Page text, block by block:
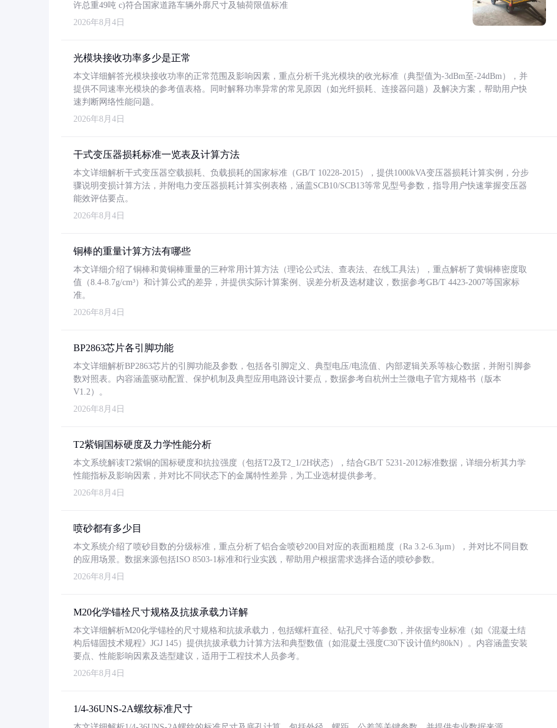
许总重49吨 c)符合国家道路车辆外廓尺寸及轴荷限值标准
2026年8月4日
光模块接收功率多少是正常
本文详细解答光模块接收功率的正常范围及影响因素，重点分析千兆光模块的收光标准（典型值为-3dBm至-24dBm），并
提供不同速率光模块的参考值表格。同时解释功率异常的常见原因（如光纤损耗、连接器问题）及解决方案，帮助用户快
速判断网络性能问题。
2026年8月4日
干式变压器损耗标准一览表及计算方法
本文详细解析干式变压器空载损耗、负载损耗的国家标准（GB/T 10228-2015），提供1000kVA变压器损耗计算实例，分步
骤说明变损计算方法，并附电力变压器损耗计算实例表格，涵盖SCB10/SCB13等常见型号参数，指导用户快速掌握变压器
能效评估要点。
2026年8月4日
铜棒的重量计算方法有哪些
本文详细介绍了铜棒和黄铜棒重量的三种常用计算方法（理论公式法、查表法、在线工具法），重点解析了黄铜棒密度取
值（8.4-8.7g/cm³）和计算公式的差异，并提供实际计算案例、误差分析及选材建议，数据参考GB/T 4423-2007等国家标
准。
2026年8月4日
BP2863芯片各引脚功能
本文详细解析BP2863芯片的引脚功能及参数，包括各引脚定义、典型电压/电流值、内部逻辑关系等核心数据，并附引脚参
数对照表。内容涵盖驱动配置、保护机制及典型应用电路设计要点，数据参考自杭州士兰微电子官方规格书（版本
V1.2）。
2026年8月4日
T2紫铜国标硬度及力学性能分析
本文系统解读T2紫铜的国标硬度和抗拉强度（包括T2及T2_1/2H状态），结合GB/T 5231-2012标准数据，详细分析其力学
性能指标及影响因素，并对比不同状态下的金属特性差异，为工业选材提供参考。
2026年8月4日
喷砂都有多少目
本文系统介绍了喷砂目数的分级标准，重点分析了铝合金喷砂200目对应的表面粗糙度（Ra 3.2-6.3μm），并对比不同目数
的应用场景。数据来源包括ISO 8503-1标准和行业实践，帮助用户根据需求选择合适的喷砂参数。
2026年8月4日
M20化学锚栓尺寸规格及抗拔承载力详解
本文详细解析M20化学锚栓的尺寸规格和抗拔承载力，包括螺杆直径、钻孔尺寸等参数，并依据专业标准（如《混凝土结
构后锚固技术规程》JGJ 145）提供抗拔承载力计算方法和典型数值（如混凝土强度C30下设计值约80kN）。内容涵盖安装
要点、性能影响因素及选型建议，适用于工程技术人员参考。
2026年8月4日
1/4-36UNS-2A螺纹标准尺寸